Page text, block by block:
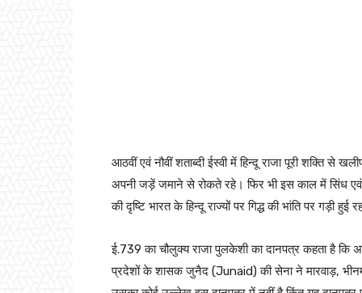
आठवीं एवं नौवीं शताब्दी ईस्वी में हिन्दू राजा पूरी शक्ति
अपनी जड़ें जमाने से रोकते रहे। फिर भी इस काल में सिंध एवं
की दृष्टि भारत के हिन्दू राज्यों पर गिद्ध की भांति पर गड़ी
ई.739 का चौलुक्य राजा पुलकेशी का दानपत्र कहता है
प्रदेशों के शासक जुनैद (Junaid) की सेना ने मारवाड़,